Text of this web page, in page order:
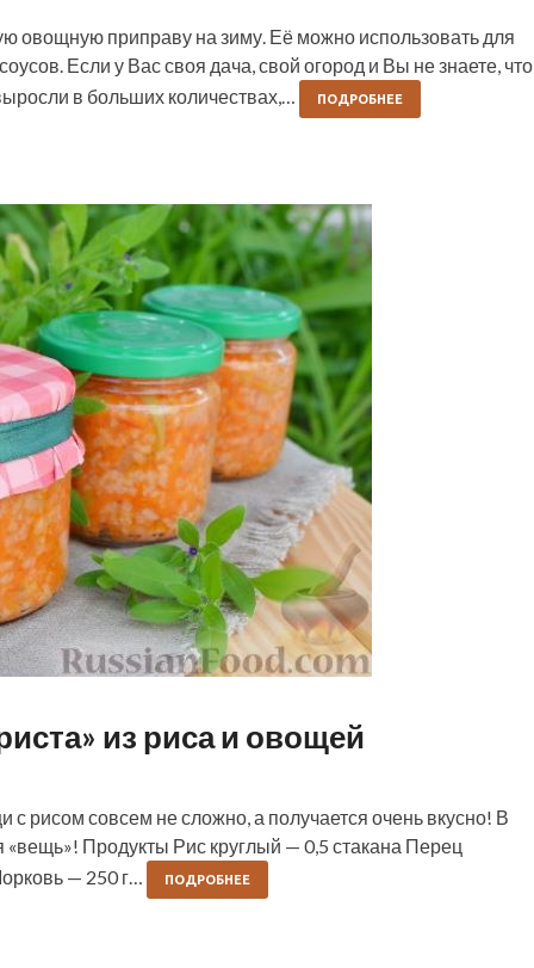
овощную приправу на зиму. Её можно использовать для
Если у Вас своя дача, свой огород и Вы не знаете, что
в больших количествах,…
ПОДРОБНЕЕ
из риса и овощей
рисом совсем не сложно, а получается очень вкусно! В
Продукты Рис круглый — 0,5 стакана Перец
— 250 г…
ПОДРОБНЕЕ